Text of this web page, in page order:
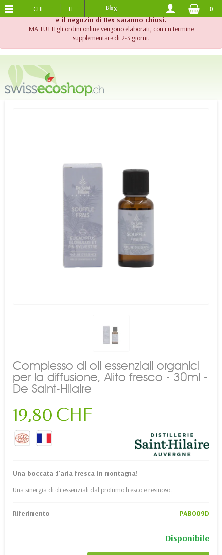
!! Importante !! Fino al 20 agosto 2026, l'assistenza telefonica
e il negozio di Bex saranno chiusi.
MA TUTTI gli ordini online vengono elaborati, con un termine
supplementare di 2-3 giorni.
SPEDIZIONE GRATUITADA 120.-
CHF IT Blog 0
Complesso di oli essenziali organici
per la diffusione, Alito fresco - 30ml -
De Saint-Hilaire
19,80 CHF
Una boccata d'aria fresca in montagna!
Una sinergia di oli essenziali dal profumo fresco e resinoso.
Riferimento PAB009D
Disponibile